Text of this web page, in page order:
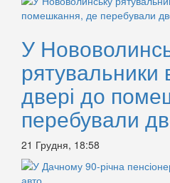
У
рятувальники
двері до
перебували
21 Грудня, 18:58